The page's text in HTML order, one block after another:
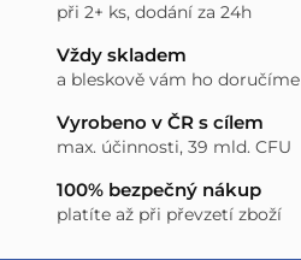
při 2+ ks, dodání za 24h
Vždy skladem
a bleskově vám ho doručíme
Vyrobeno v ČR s cílem
max. účinnosti, 39 mld. CFU
100% bezpečný nákup
platíte až při převzetí zboží